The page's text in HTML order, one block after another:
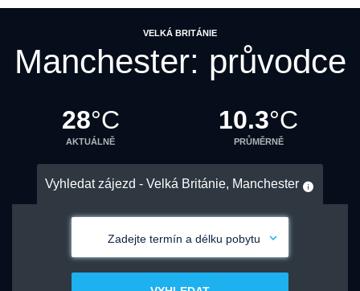
VELKÁ BRITÁNIE
Manchester: průvodce
28°C
AKTUÁLNĚ
10.3°C
PRŮMĚRNĚ
Vyhledat zájezd - Velká Británie, Manchester
Zadejte termín a délku pobytu